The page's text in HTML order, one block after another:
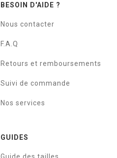
BESOIN D'AIDE ?
Nous contacter
F.A.Q
Retours et remboursements
Suivi de commande
Nos services
GUIDES
Guide des tailles